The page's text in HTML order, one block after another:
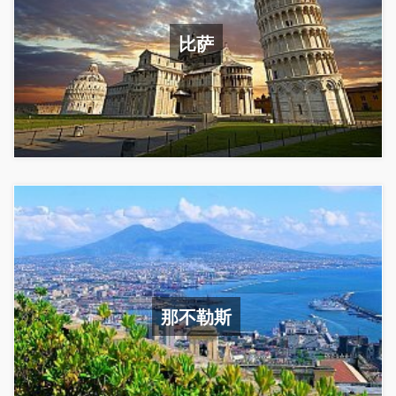
比萨
那不勒斯